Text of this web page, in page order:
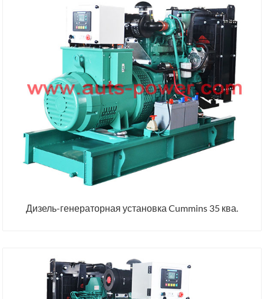
Дизель-генераторная установка Cummins 35 ква.